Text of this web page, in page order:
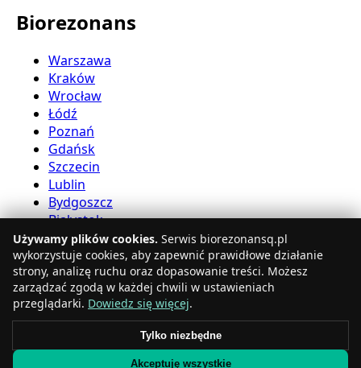
Biorezonans
Warszawa
Kraków
Wrocław
Łódź
Poznań
Gdańsk
Szczecin
Lublin
Bydgoszcz
Białystok
Usługi bioreznansu
Katowice
Gdynia
Radom
Używamy plików cookies. Serwis biorezonansq.pl
wykorzystuje cookies, aby zapewnić prawidłowe działanie
strony, analizę ruchu oraz dopasowanie treści. Możesz
zarządzać zgodą w każdej chwili w ustawieniach
przeglądarki. Dowiedz się więcej.
Tylko niezbędne
Akceptuję wszystkie